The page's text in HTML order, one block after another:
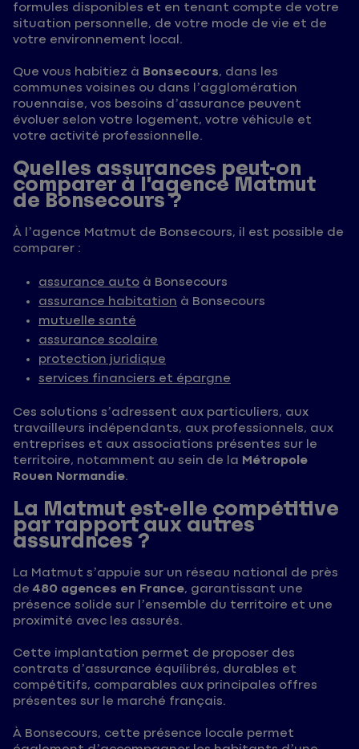
formules disponibles et en tenant compte de votre
situation personnelle, de votre mode de vie et de
votre environnement local.
Que vous habitiez à Bonsecours, dans les
communes voisines ou dans l’agglomération
rouennaise, vos besoins d’assurance peuvent
évoluer selon votre logement, votre véhicule et
votre activité professionnelle.
Quelles assurances peut-on
comparer à l’agence Matmut
de Bonsecours ?
À l’agence Matmut de Bonsecours, il est possible de
comparer :
assurance auto à Bonsecours
assurance habitation à Bonsecours
mutuelle santé
assurance scolaire
protection juridique
services financiers et épargne
Ces solutions s’adressent aux particuliers, aux
travailleurs indépendants, aux professionnels, aux
entreprises et aux associations présentes sur le
territoire, notamment au sein de la Métropole
Rouen Normandie.
La Matmut est-elle compétitive
par rapport aux autres
assurances ?
La Matmut s’appuie sur un réseau national de près
de480 agences en France, garantissant une
présence solide sur l’ensemble du territoire et une
proximité avec les assurés.
Cette implantation permet de proposer des
contrats d’assurance équilibrés, durables et
compétitifs, comparables aux principales offres
présentes sur le marché français.
À Bonsecours, cette présence locale permet